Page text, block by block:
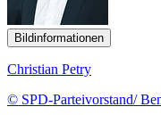
Bildinformationen
Christian Petry
© SPD-Parteivorstand/